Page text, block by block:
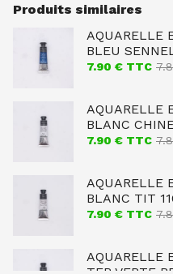
Produits similaires
AQUARELLE
BLEU
7.90 € TTC
AQUARELLE
BLANC
7.90 € TTC
AQUARELLE
BLANC TIT
7.90 € TTC
AQUARELLE